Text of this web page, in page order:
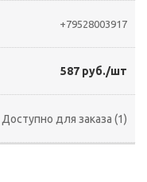
+79528003917
587 руб./шт
Доступно для заказа (1)